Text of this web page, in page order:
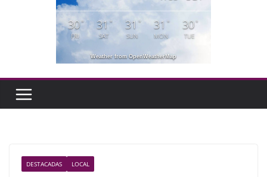
30°
FRI
31 °
SAT
31 °
SUN
31 °
MON
30°
TUE
Weather from OpenWeatherMap
DESTACADAS LOCAL